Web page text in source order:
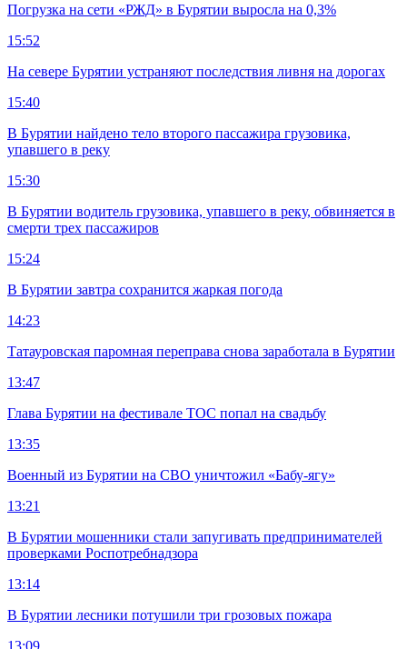
Погрузка на сети «РЖД» в Бурятии выросла на 0,3%
15:52
На севере Бурятии устраняют последствия ливня на дорогах
15:40
В Бурятии найдено тело второго пассажира грузовика,
упавшего в реку
15:30
В Бурятии водитель грузовика, упавшего в реку, обвиняется в
смерти трех пассажиров
15:24
В Бурятии завтра сохранится жаркая погода
14:23
Татауровская паромная переправа снова заработала в Бурятии
13:47
Глава Бурятии на фестивале ТОС попал на свадьбу
13:35
Военный из Бурятии на СВО уничтожил «Бабу-ягу»
13:21
В Бурятии мошенники стали запугивать предпринимателей
проверками Роспотребнадзора
13:14
В Бурятии лесники потушили три грозовых пожара
13:09